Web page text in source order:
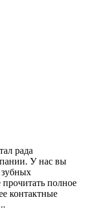
рада
У нас вы
зубных
полное
контактные